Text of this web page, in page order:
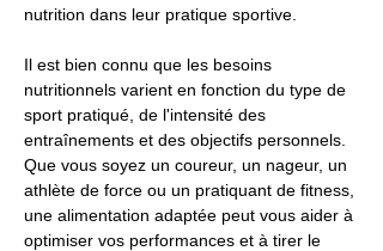
nutrition dans leur pratique sportive.
Il est bien connu que les besoins
nutritionnels varient en fonction du type de
sport pratiqué, de l'intensité des
entraînements et des objectifs personnels.
Que vous soyez un coureur, un nageur, un
athlète de force ou un pratiquant de fitness,
une alimentation adaptée peut vous aider à
optimiser vos performances et à tirer le